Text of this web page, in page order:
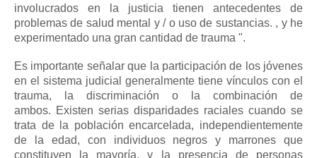
involucrados en la justicia tienen antecedentes de
problemas de salud mental y / o uso de sustancias. , y he
experimentado una gran cantidad de trauma ".
Es importante señalar que la participación de los jóvenes
en el sistema judicial generalmente tiene vínculos con el
trauma, la discriminación o la combinación de
ambos. Existen serias disparidades raciales cuando se
trata de la población encarcelada, independientemente
de la edad, con individuos negros y marrones que
constituyen la mayoría, y la presencia de personas